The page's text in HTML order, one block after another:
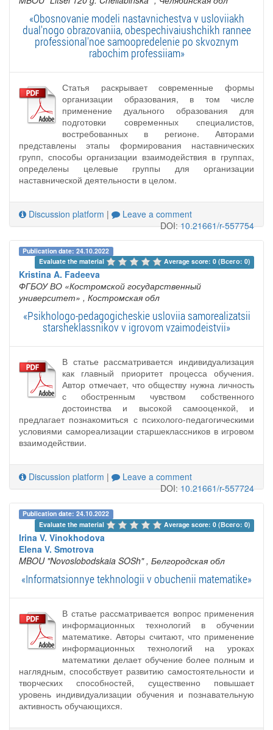
«Obosnovanie modeli nastavnichestva v usloviiakh
dual'nogo obrazovaniia, obespechivaiushchikh rannee
professional'noe samoopredelenie po skvoznym
rabochim professiiam»
Статья раскрывает современные формы
организации образования, в том числе
применение дуального образования для
подготовки современных специалистов,
востребованных в регионе. Авторами
представлены этапы формирования наставнических
групп, способы организации взаимодействия в группах,
определены целевые группы для организации
наставнической деятельности в целом.
Discussion platform |
Leave a comment
DOI:10.21661/r-557754
Publication date: 24.10.2022
Evaluate the material
Average score: 0 (Всего: 0)
Kristina A. Fadeeva
ФГБОУ ВО «Костромской государственный
университет» , Костромская обл
«Psikhologo-pedagogicheskie usloviia samorealizatsii
starsheklassnikov v igrovom vzaimodeistvii»
В статье рассматривается индивидуализация
как главный приоритет процесса обучения.
Автор отмечает, что обществу нужна личность
с обостренным чувством собственного
достоинства и высокой самооценкой, и
предлагает познакомиться с психолого-педагогическими
условиями самореализации старшеклассников в игровом
взаимодействии.
Discussion platform |
Leave a comment
DOI:10.21661/r-557724
Publication date: 24.10.2022
Evaluate the material
Average score: 0 (Всего: 0)
Irina V. Vinokhodova
Elena V. Smotrova
MBOU "Novoslobodskaia SOSh" , Белгородская обл
«Informatsionnye tekhnologii v obuchenii matematike»
В статье рассматривается вопрос применения
информационных технологий в обучении
математике. Авторы считают, что применение
информационных технологий на уроках
математики делает обучение более полным и
наглядным, способствует развитию самостоятельности и
творческих способностей, существенно повышает
уровень индивидуализации обучения и познавательную
активность обучающихся.